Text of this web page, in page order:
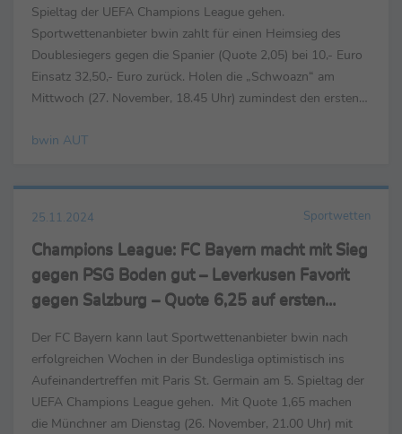
Spieltag der UEFA Champions League gehen.
Sportwettenanbieter bwin zahlt für einen Heimsieg des
Doublesiegers gegen die Spanier (Quote 2,05) bei 10,- Euro
Einsatz 32,50,- Euro zurück. Holen die „Schwoazn“ am
Mittwoch (27. November, 18.45 Uhr) zumindest den ersten
bwin AUT
25.11.2024 Sportwetten
Champions League: FC Bayern macht mit Sieg
gegen PSG Boden gut – Leverkusen Favorit
gegen Salzburg – Quote 6,25 auf ersten
Der FC Bayern kann laut Sportwettenanbieter bwin nach
erfolgreichen Wochen in der Bundesliga optimistisch ins
Aufeinandertreffen mit Paris St. Germain am 5. Spieltag der
UEFA Champions League gehen. Mit Quote 1,65 machen
die Münchner am Dienstag (26. November, 21.00 Uhr) mit